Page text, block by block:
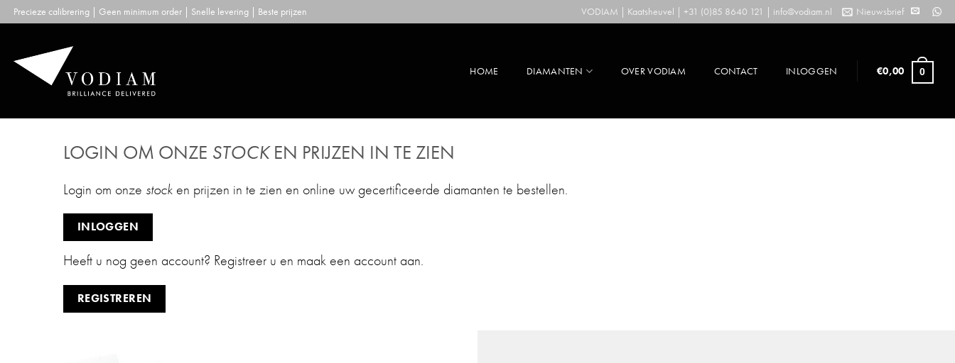
Skip
to
Precieze calibrering | Geen minimum order | Snelle levering | Beste prijzen VODIAM | Kaatsheuvel | +31 (0)85 8640 121 | info@vodiam.nl Nieuwsbrief
HOME DIAMANTEN OVER VODIAM CONTACT INLOGGEN €0,00 0
LOGIN OM ONZE STOCKEN PRIJZEN IN TE ZIEN
Login om onze stock en prijzen in te zien en online uw gecertificeerde diamanten te bestellen.
INLOGGEN
Heeft u nog geen account? Registreer u en maak een account aan.
REGISTREREN